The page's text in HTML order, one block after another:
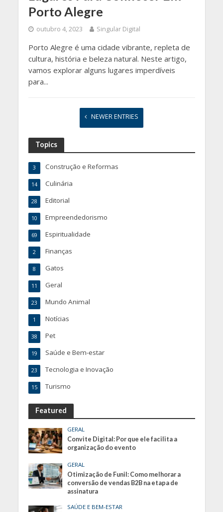
Porto Alegre
outubro 4, 2023 Singular Digital
Porto Alegre é uma cidade vibrante, repleta de
cultura, história e beleza natural. Neste artigo,
vamos explorar alguns lugares imperdíveis
para...
NEWER ENTRIES
Topics
Construção e Reformas
3
Culinária
14
Editorial
28
Empreendedorismo
10
Espiritualidade
69
Finanças
2
Gatos
8
Geral
11
Mundo Animal
23
Notícias
1
Pet
38
Saúde e Bem-estar
19
Tecnologia e Inovação
23
Turismo
15
Featured
GERAL
Convite Digital: Por que ele facilita a
organização do evento
GERAL
Otimização de Funil: Como melhorar a
conversão de vendas B2B na etapa de
assinatura
SAÚDE E BEM-ESTAR